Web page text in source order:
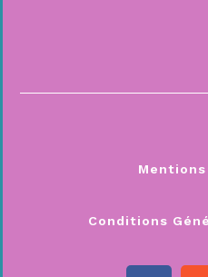
Conditions